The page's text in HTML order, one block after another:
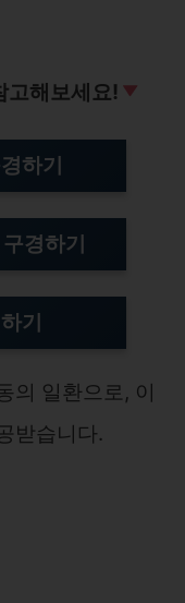
고해보세요!
하기
경하기
기
의 일환으로, 이
받습니다.